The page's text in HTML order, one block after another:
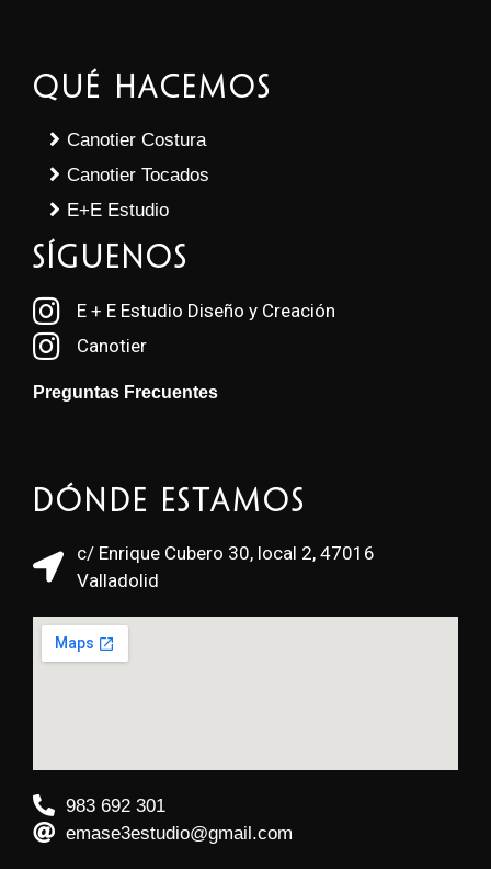
Qué Hacemos
Canotier Costura
Canotier Tocados
E+E Estudio
SÍGUENOS
E + E Estudio Diseño y Creación
Canotier
Preguntas Frecuentes
Dónde estamos
c/ Enrique Cubero 30, local 2, 47016
Valladolid
983 692 301
emase3estudio@gmail.com